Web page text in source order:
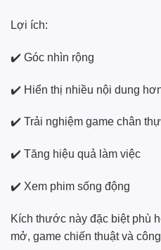
Lợi ích:
✔️ Góc nhìn rộng
✔️ Hiển thị nhiều nội dung
✔️ Trải nghiệm game chân
✔️ Tăng hiệu quả làm việc
✔️ Xem phim sống động
Kích thước này đặc biệt phù
mở, game chiến thuật và